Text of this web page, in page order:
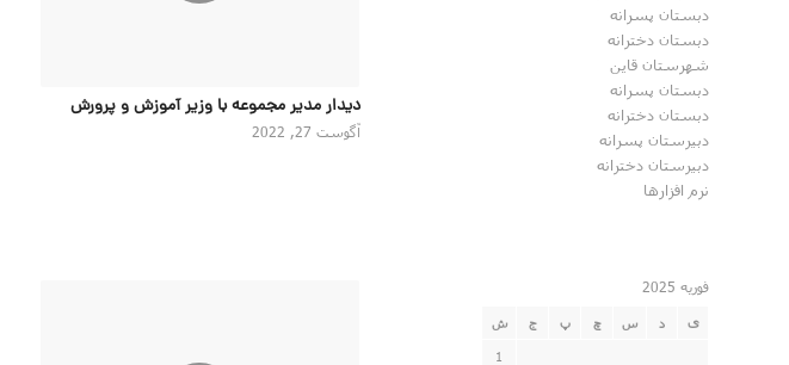
دیدار مدیر مجموعه با وزیر آموزش و پرورش
آگوست 27, 2022
دبستان پسرانه
دبستان دخترانه
شهرستان قاین
دبستان پسرانه
دبستان دخترانه
دبیرستان پسرانه
دبیرستان دخترانه
نرم افزارها
فوریه 2025
ی د س چ پ ج ش
1